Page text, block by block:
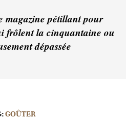
magazine pétillant pour
frôlent la cinquantaine ou
dépassée
GOÛTER